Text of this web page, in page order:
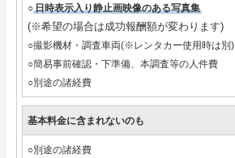
○日時表示入り静止画映像のある写真集
(※希望の場合は成功報酬額が変わります)
○撮影機材・調査車両(※レンタカー使用時は別)
○簡易事前確認・下準備、本調査等の人件費
○別途の諸経費
基本料金に含まれないのも
○別途の諸経費